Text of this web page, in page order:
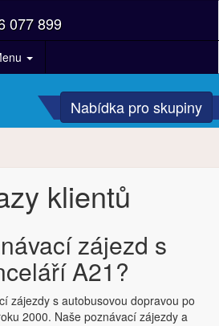
077 899
Nabídka pro skupiny
klientů
zájezd s
A21?
zájezdy s autobusovou dopravou po
2000. Naše poznávací zájezdy a